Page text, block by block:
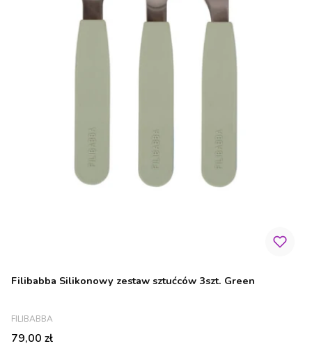
Filibabba Silikonowy zestaw sztućców 3szt. Green
PRODUCENT
FILIBABBA
Cena
79,00 zł